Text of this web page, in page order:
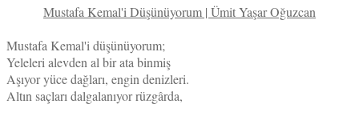
Mustafa Kemal'i Düşünüyorum | Ümit Yaşar Oğuzcan
Mustafa Kemal'i düşünüyorum;
Yeleleri alevden al bir ata binmiş
Aşıyor yüce dağları, engin denizleri.
Altın saçları dalgalanıyor rüzgârda,